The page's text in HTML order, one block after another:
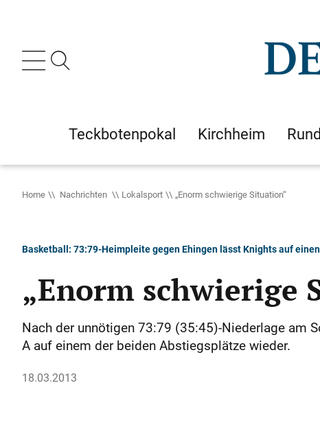
Teckbotenpokal Kirchheim
Home Nachrichten Lokalsport „Enorm schwierige Situation“
Basketball: 73:79-Heimpleite gegen Ehingen lässt Knights auf
„Enorm schwierige
Nach der unnötigen 73:79 (35:45)-Niederlage am
A auf einem der beiden Abstiegsplätze wieder.
18.03.2013